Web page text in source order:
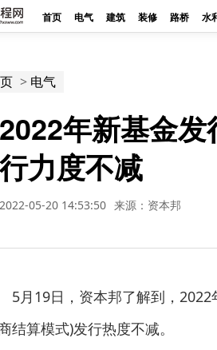
首页 电气 建筑 装修 路桥 水
> 电气
2022年新基金
行力度不减
2022-05-20 14:53:50 来源：资本邦
5月19日，资本邦了解到，
结算模式)发行热度不减。